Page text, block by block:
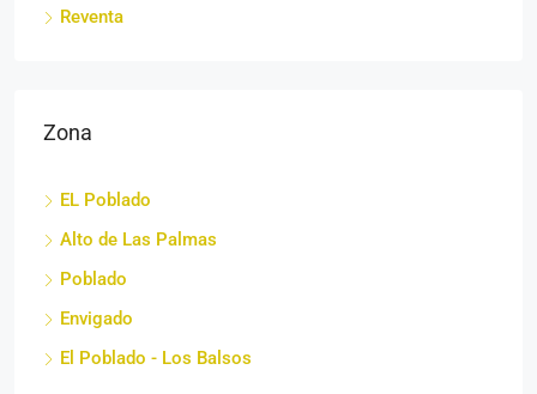
Reventa
Zona
EL Poblado
Alto de Las Palmas
Poblado
Envigado
El Poblado - Los Balsos